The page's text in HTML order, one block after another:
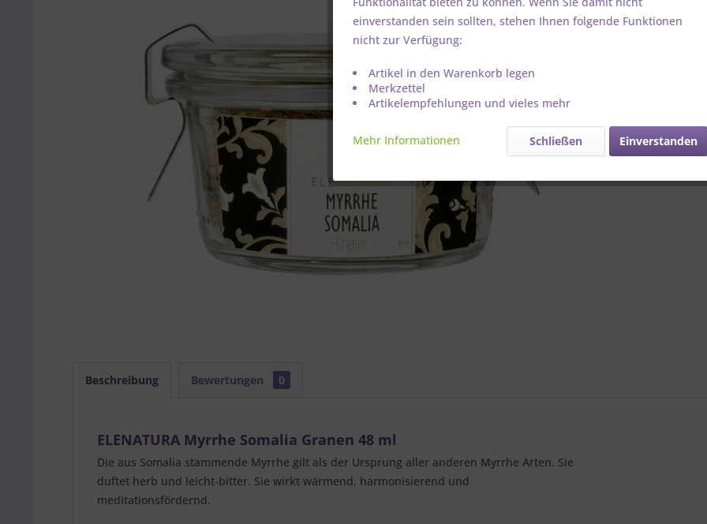
Artikel-Nr.:
Beschreibung Bewertungen 0
ELENATURA Myrrhe Somalia Granen 48 ml
Die aus Somalia stammende Myrrhe gilt als der Ursprung aller anderen Myrrhe Arten. Sie
duftet herb und leicht-bitter. Sie wirkt wärmend, harmonisierend und
meditationsfördernd.
einverstanden sein sollten, stehen Ihnen folgende Funktionen
nicht zur Verfügung:
Artikel in den Warenkorb legen
Merkzettel
Artikelempfehlungen und vieles mehr
Mehr Informationen Einverstanden
Schließen